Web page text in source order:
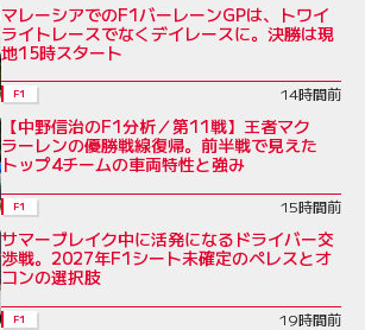
マレーシアでのF1バーレーンGPは、トワイ
ライトレースでなくデイレースに。決勝は現
地15時スタート
F1 14時間前
【中野信治のF1分析／第11戦】王者マク
ラーレンの優勝戦線復帰。前半戦で見えた
トップ4チームの車両特性と強み
F1 15時間前
サマーブレイク中に活発になるドライバー交
渉戦。2027年F1シート未確定のペレスとオ
コンの選択肢
F1 19時間前